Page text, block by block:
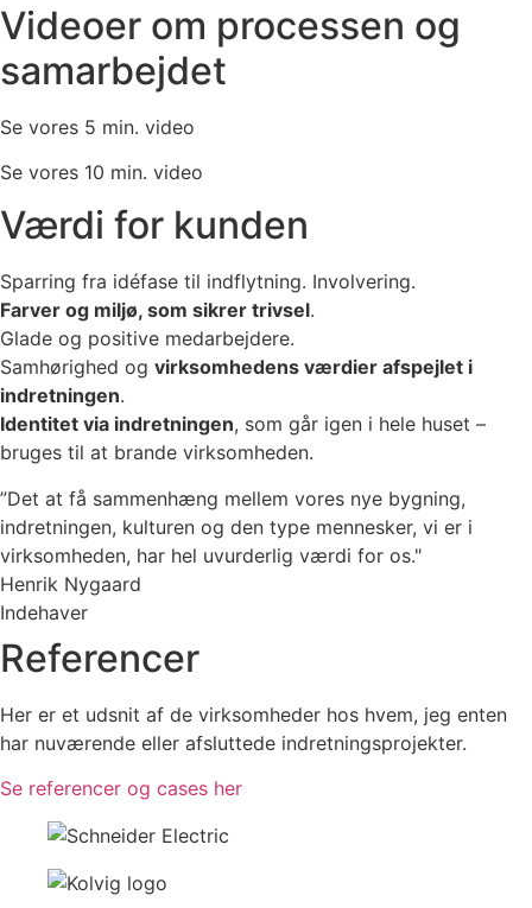
Videoer om processen og
samarbejdet
Se vores 5 min. video
Se vores 10 min. video
Værdi for kunden
Sparring fra idéfase til indflytning. Involvering.
Farver og miljø, som sikrer trivsel.
Glade og positive medarbejdere.
Samhørighed og virksomhedens værdier afspejlet i
indretningen.
Identitet via indretningen, som går igen i hele huset –
bruges til at brande virksomheden.
”Det at få sammenhæng mellem vores nye bygning,
indretningen, kulturen og den type mennesker, vi er i
virksomheden, har hel uvurderlig værdi for os."
Henrik Nygaard
Indehaver
Referencer
Her er et udsnit af de virksomheder hos hvem, jeg enten
har nuværende eller afsluttede indretningsprojekter.
Se referencer og cases her